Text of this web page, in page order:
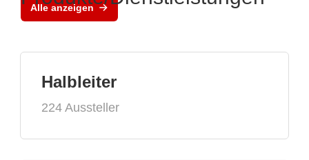
Alle anzeigen
Halbleiter
224 Aussteller